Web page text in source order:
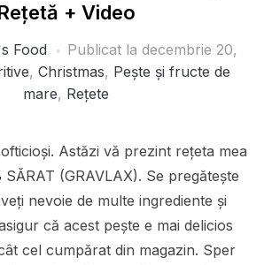
+ Video
Food Publicat la decembrie 20,
, Christmas, Pește și fructe de
mare, Rețete
Astăzi vă prezint rețeta mea
(GRAVLAX). Se pregătește
nevoie de multe ingrediente și
că acest pește e mai delicios
cel cumpărat din magazin. Sper